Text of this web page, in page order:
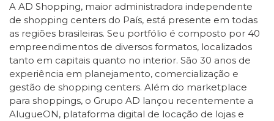
A AD Shopping, maior administradora independente
de shopping centers do País, está presente em todas
as regiões brasileiras. Seu portfólio é composto por 40
empreendimentos de diversos formatos, localizados
tanto em capitais quanto no interior. São 30 anos de
experiência em planejamento, comercialização e
gestão de shopping centers. Além do marketplace
para shoppings, o Grupo AD lançou recentemente a
AlugueON, plataforma digital de locação de lojas e